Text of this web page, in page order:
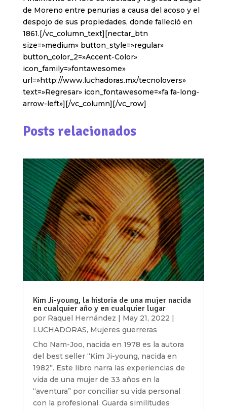
de Moreno entre penurias a causa del acoso y el
despojo de sus propiedades, donde falleció en
1861.[/vc_column_text][nectar_btn
size=»medium» button_style=»regular»
button_color_2=»Accent-Color»
icon_family=»fontawesome»
url=»http://www.luchadoras.mx/tecnolovers»
text=»Regresar» icon_fontawesome=»fa fa-long-
arrow-left»][/vc_column][/vc_row]
Posts relacionados
Kim Ji-young, la historia de una mujer nacida
en cualquier año y en cualquier lugar
por Raquel Hernández May 21, 2022
LUCHADORAS, Mujeres guerreras
Cho Nam-Joo, nacida en 1978 es la autora
del best seller “Kim Ji-young, nacida en
1982”. Este libro narra las experiencias de
vida de una mujer de 33 años en la
“aventura” por conciliar su vida personal
con la profesional. Guarda similitudes